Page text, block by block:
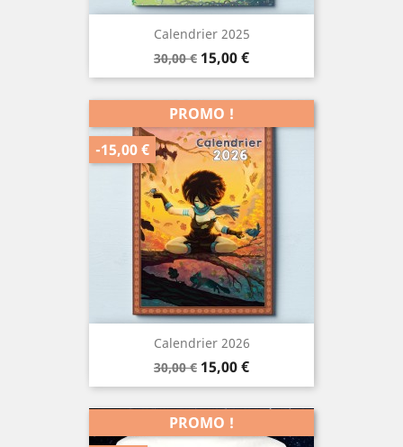
Calendrier 2025
Prix
de
30,00 € Prix
15,00 €
Calendrier 2026
Prix
de
30,00 € Prix
15,00 €
PROMO !
-15,00 €
PROMO !